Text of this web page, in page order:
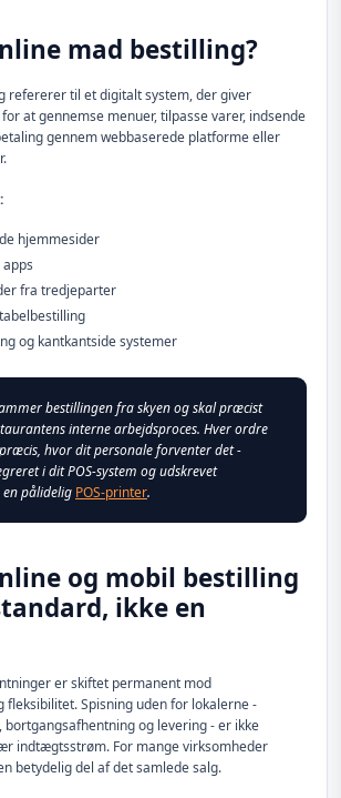
mad bestilling?
refererer til et digitalt system, der giver
at gennemse menuer, tilpasse varer, indsende
gennem webbaserede platforme eller
hjemmesider
fra tredjeparter
og kantkantside systemer
bestillingen fra skyen og skal præcist
interne arbejdsproces. Hver ordre
hvor dit personale forventer det -
i dit POS-system og udskrevet
pålidelig POS-printer.
og mobil bestilling
ikke en
er skiftet permanent mod
fleksibilitet. Spisning uden for lokalerne -
bortgangsafhentning og levering - er ikke
indtægtsstrøm. For mange virksomheder
betydelig del af det samlede salg.